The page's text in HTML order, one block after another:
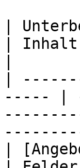
|
| Inhalt
|
----- |
|